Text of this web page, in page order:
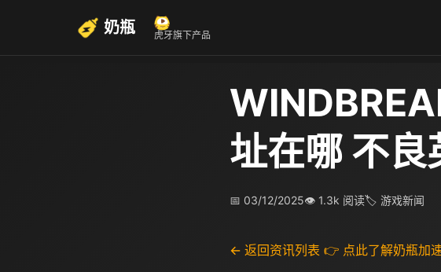
奶瓶 虎牙旗下产品
址在哪 不
📅 03/12/2025👁 1.3k 阅读🏷 游戏新闻
← 返回资讯列表 👉 点此了解奶瓶加